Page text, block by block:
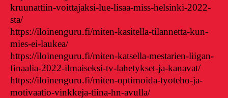
kruunattiin-voittajaksi-lue-lisaa-miss-helsinki-2022-
sta/
https://iloinenguru.fi/miten-kasitella-tilannetta-kun-
mies-ei-laukea/
https://iloinenguru.fi/miten-katsella-mestarien-liigan-
finaalia-2022-ilmaiseksi-tv-lahetykset-ja-kanavat/
https://iloinenguru.fi/miten-optimoida-tyoteho-ja-
motivaatio-vinkkeja-tiina-hn-avulla/